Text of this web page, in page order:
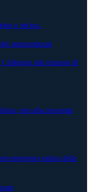
e deciso.
automatizzati
alle riunioni di
non alla prossima
emergono prima della